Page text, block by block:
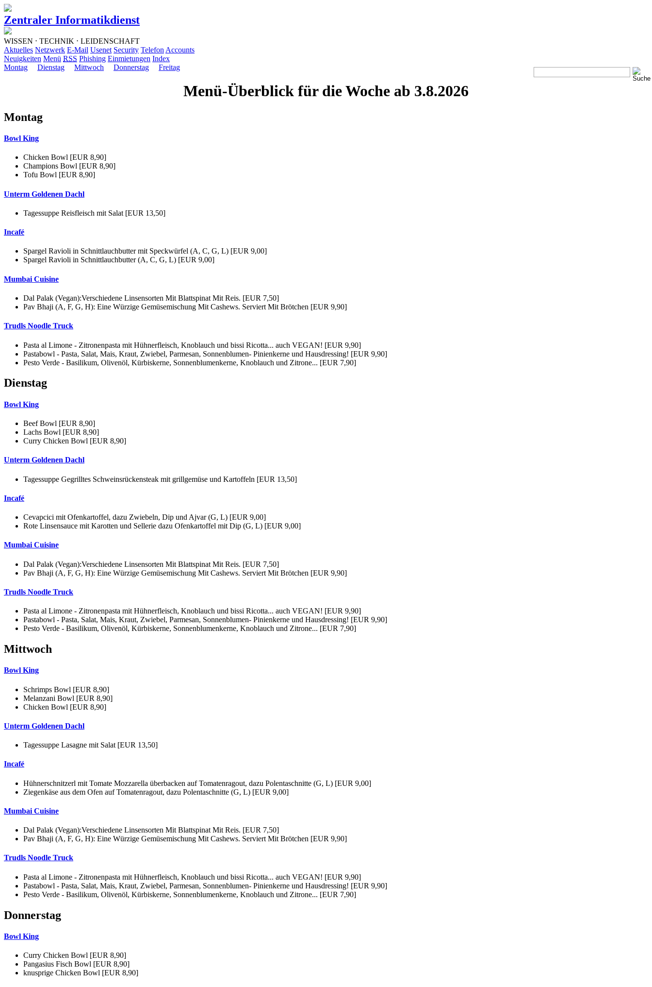
Zentraler Informatikdienst
WISSEN ⋅ TECHNIK ⋅ LEIDENSCHAFT
Aktuelles Netzwerk E-Mail Usenet Security Telefon Accounts
Neuigkeiten Menü RSS Phishing Einmietungen Index
Montag
Dienstag Mittwoch Donnerstag Freitag
Menü-Überblick für die Woche ab 3.8.2026
Montag
Bowl King
Chicken Bowl [EUR 8,90]
Champions Bowl [EUR 8,90]
Tofu Bowl [EUR 8,90]
Unterm Goldenen Dachl
Tagessuppe Reisfleisch mit Salat [EUR 13,50]
Incafé
Spargel Ravioli in Schnittlauchbutter mit Speckwürfel (A, C, G, L) [EUR 9,00]
Spargel Ravioli in Schnittlauchbutter (A, C, G, L) [EUR 9,00]
Mumbai Cuisine
Dal Palak (Vegan):Verschiedene Linsensorten Mit Blattspinat Mit Reis. [EUR 7,50]
Pav Bhaji (A, F, G, H): Eine Würzige Gemüsemischung Mit Cashews. Serviert Mit Brötchen [EUR 9,90]
Trudls Noodle Truck
Pasta al Limone - Zitronenpasta mit Hühnerfleisch, Knoblauch und bissi Ricotta... auch VEGAN! [EUR 9,90]
Pastabowl - Pasta, Salat, Mais, Kraut, Zwiebel, Parmesan, Sonnenblumen- Pinienkerne und Hausdressing! [EUR 9,90]
Pesto Verde - Basilikum, Olivenöl, Kürbiskerne, Sonnenblumenkerne, Knoblauch und Zitrone... [EUR 7,90]
Dienstag
Bowl King
Beef Bowl [EUR 8,90]
Lachs Bowl [EUR 8,90]
Curry Chicken Bowl [EUR 8,90]
Unterm Goldenen Dachl
Tagessuppe Gegrilltes Schweinsrückensteak mit grillgemüse und Kartoffeln [EUR 13,50]
Incafé
Cevapcici mit Ofenkartoffel, dazu Zwiebeln, Dip und Ajvar (G, L) [EUR 9,00]
Rote Linsensauce mit Karotten und Sellerie dazu Ofenkartoffel mit Dip (G, L) [EUR 9,00]
Mumbai Cuisine
Dal Palak (Vegan):Verschiedene Linsensorten Mit Blattspinat Mit Reis. [EUR 7,50]
Pav Bhaji (A, F, G, H): Eine Würzige Gemüsemischung Mit Cashews. Serviert Mit Brötchen [EUR 9,90]
Trudls Noodle Truck
Pasta al Limone - Zitronenpasta mit Hühnerfleisch, Knoblauch und bissi Ricotta... auch VEGAN! [EUR 9,90]
Pastabowl - Pasta, Salat, Mais, Kraut, Zwiebel, Parmesan, Sonnenblumen- Pinienkerne und Hausdressing! [EUR 9,90]
Pesto Verde - Basilikum, Olivenöl, Kürbiskerne, Sonnenblumenkerne, Knoblauch und Zitrone... [EUR 7,90]
Mittwoch
Bowl King
Schrimps Bowl [EUR 8,90]
Melanzani Bowl [EUR 8,90]
Chicken Bowl [EUR 8,90]
Unterm Goldenen Dachl
Tagessuppe Lasagne mit Salat [EUR 13,50]
Incafé
Hühnerschnitzerl mit Tomate Mozzarella überbacken auf Tomatenragout, dazu Polentaschnitte (G, L) [EUR 9,00]
Ziegenkäse aus dem Ofen auf Tomatenragout, dazu Polentaschnitte (G, L) [EUR 9,00]
Mumbai Cuisine
Dal Palak (Vegan):Verschiedene Linsensorten Mit Blattspinat Mit Reis. [EUR 7,50]
Pav Bhaji (A, F, G, H): Eine Würzige Gemüsemischung Mit Cashews. Serviert Mit Brötchen [EUR 9,90]
Trudls Noodle Truck
Pasta al Limone - Zitronenpasta mit Hühnerfleisch, Knoblauch und bissi Ricotta... auch VEGAN! [EUR 9,90]
Pastabowl - Pasta, Salat, Mais, Kraut, Zwiebel, Parmesan, Sonnenblumen- Pinienkerne und Hausdressing! [EUR 9,90]
Pesto Verde - Basilikum, Olivenöl, Kürbiskerne, Sonnenblumenkerne, Knoblauch und Zitrone... [EUR 7,90]
Donnerstag
Bowl King
Curry Chicken Bowl [EUR 8,90]
Pangasius Fisch Bowl [EUR 8,90]
knusprige Chicken Bowl [EUR 8,90]